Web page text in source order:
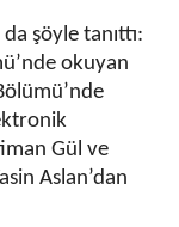
da şöyle tanıttı:
okuyan
Gül ve
Aslan’dan